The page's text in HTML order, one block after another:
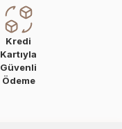
Kredi
Kartıyla
Güvenli
Ödeme